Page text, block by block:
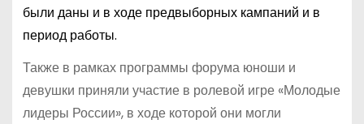
были даны и в ходе предвыборных кампаний и в
период работы.
Также в рамках программы форума юноши и
девушки приняли участие в ролевой игре «Молодые
лидеры России», в ходе которой они могли